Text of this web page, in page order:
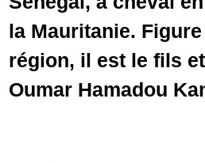
la Mauritanie.
région, il est le fils
Oumar Hamadou